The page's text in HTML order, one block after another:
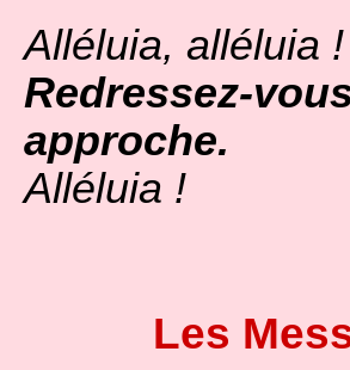
Alléluia, alléluia !
Redressez-
approche.
Alléluia !
Les